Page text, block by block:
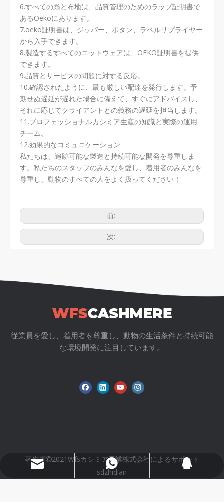
6.すべての糸と布地は、品質管理のためのラップ証明書で
あるOekoにあります。
7.oeko証明書は、ジッパー、ボタン、ラベルサプライヤー
から入手できます。
8.製造するすべてのニットウェアは、OEKO証明書を提供
できます。
9.品質とサービスの問題に対する反応。
10.確認されたように、最も厳しい配達を発行します。予
期せぬ遅延が遅れた場合に備えて、すぐにアドバイスし、
それに応じてクライアントとの義務の遅延を担当します。
11.プロフェッショナルカシミア生産の知識と実際の運用
チーム。
12.効果的なコミュニケーション
私たちは、追跡可能な製造と持続可能な開発を尊重しま
す。私たちのスタッフのみんなを愛し、着用者のみんなを
尊重し、動物のすべての人をよく扱ってください！
前:
次:
関連製品
ベージュの子供用の長いズボン
従業員を愛し、着用者を尊重し、動物の生活条件と持続可能
な環境開発に注目しています。
著作権2021Wfsカシミア工業株式会社によるサポート
sdzhidian
Wfs802@wfscashmere.com
+8618595279662
2917611817